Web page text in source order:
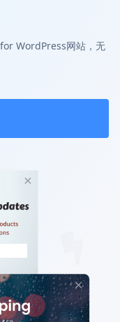
WordPress网站，无